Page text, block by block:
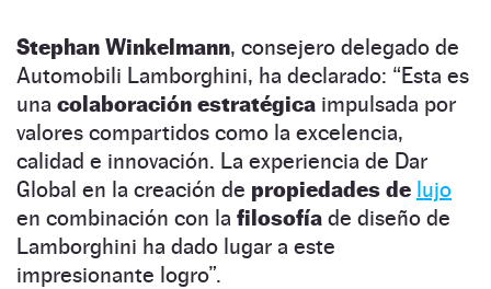
Stephan Winkelmann, consejero delegado de
Automobili Lamborghini, ha declarado: “Esta es
una colaboración estratégica impulsada por
valores compartidos como la excelencia,
calidad e innovación. La experiencia de Dar
Global en la creación de propiedades de lujo
en combinación con la filosofía de diseño de
Lamborghini ha dado lugar a este
impresionante logro”.